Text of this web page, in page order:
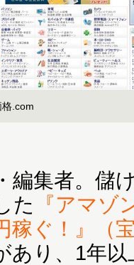
格.com
編集者。儲
た
『アマゾ
稼ぐ！』（
あり、1年